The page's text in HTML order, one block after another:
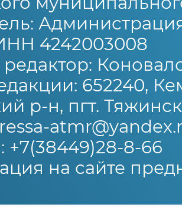
4242003008
652240,
р-н, пгт.
+7(38449)28-8-66
на сайте